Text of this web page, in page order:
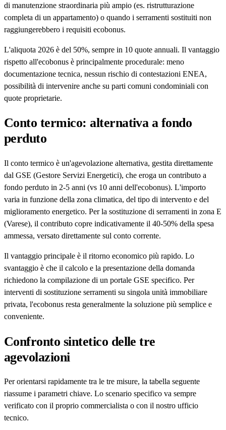
di manutenzione straordinaria più ampio (es. ristrutturazione
completa di un appartamento) o quando i serramenti sostituiti non
raggiungerebbero i requisiti ecobonus.
L'aliquota 2026 è del 50%, sempre in 10 quote annuali. Il vantaggio
rispetto all'ecobonus è principalmente procedurale: meno
documentazione tecnica, nessun rischio di contestazioni ENEA,
possibilità di intervenire anche su parti comuni condominiali con
quote proprietarie.
Conto termico: alternativa a fondo
perduto
Il conto termico è un'agevolazione alternativa, gestita direttamente
dal GSE (Gestore Servizi Energetici), che eroga un contributo a
fondo perduto in 2-5 anni (vs 10 anni dell'ecobonus). L'importo
varia in funzione della zona climatica, del tipo di intervento e del
miglioramento energetico. Per la sostituzione di serramenti in zona E
(Varese), il contributo copre indicativamente il 40-50% della spesa
ammessa, versato direttamente sul conto corrente.
Il vantaggio principale è il ritorno economico più rapido. Lo
svantaggio è che il calcolo e la presentazione della domanda
richiedono la compilazione di un portale GSE specifico. Per
interventi di sostituzione serramenti su singola unità immobiliare
privata, l'ecobonus resta generalmente la soluzione più semplice e
conveniente.
Confronto sintetico delle tre
agevolazioni
Per orientarsi rapidamente tra le tre misure, la tabella seguente
riassume i parametri chiave. Lo scenario specifico va sempre
verificato con il proprio commercialista o con il nostro ufficio
tecnico.